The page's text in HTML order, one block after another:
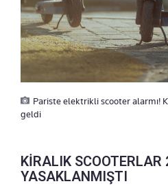
Pariste elektrikli scooter alarmı!
geldi
KİRALIK SCOOTERLAR
YASAKLANMIŞTI